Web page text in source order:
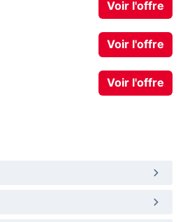
Voir l'offre
Voir l'offre
Voir l'offre